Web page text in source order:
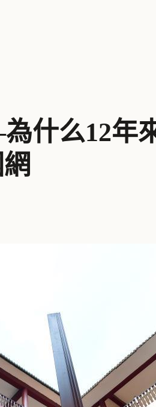
什么12年